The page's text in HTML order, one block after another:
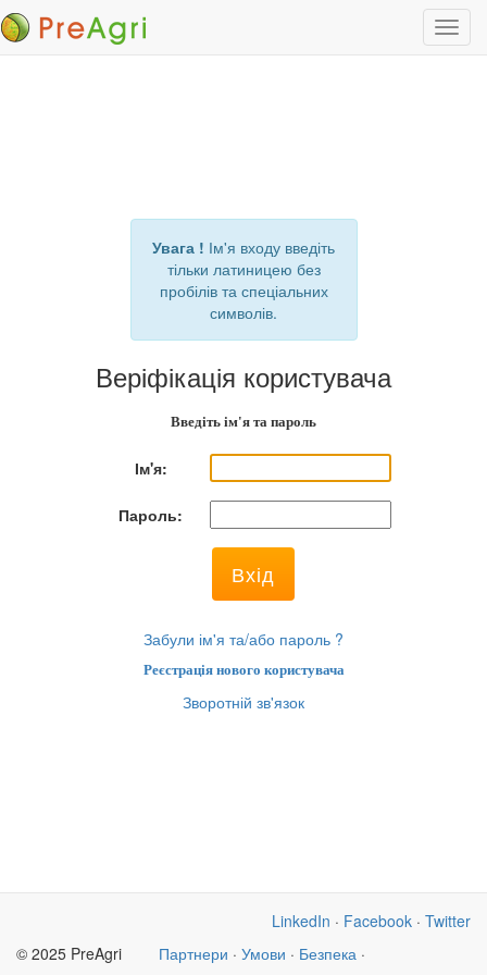
Увага ! Ім'я входу введіть
тільки латиницею без
пробілів та спеціальних
символів.
Веріфікація користувача
Введіть ім'я та пароль
Ім'я:
Пароль:
Забули ім'я та/або пароль ?
Реєстрація нового користувача
Зворотній зв'язок
LinkedIn · Facebook · Twitter
© 2025 PreAgri
Партнери · Умови · Безпека ·